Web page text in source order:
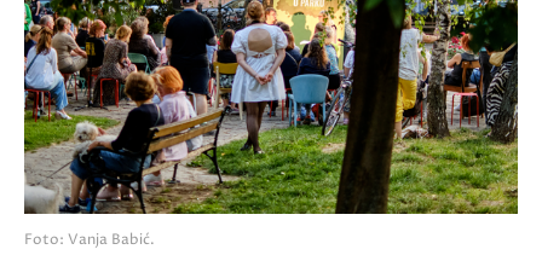
Foto: Vanja Babić.